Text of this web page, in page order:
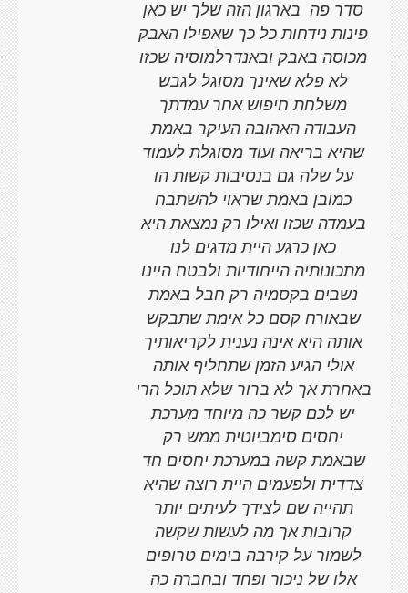
סדר פה בארגון הזה שלך יש כאן
פינות נידחות כל כך שאפילו האבק
מכוסה באבק ובאנדרלמוסיה שכזו
לא פלא שאינך מסוגל לגבש
משלחת חיפוש אחר עמדתך
העבודה האהובה העיקר באמת
שהיא בריאה ועוד מסוגלת לעמוד
על שלה גם בנסיבות קשות הו
כמובן באמת שראוי להשתבח
בעמדה שכזו ואילו רק נמצאת היא
כאן כרגע היית מדגים לנו
מתכונותיה הייחודיות ולבטח היינו
נשבים בקסמיה רק חבל באמת
שבאורח קסם כל אימת שתבקש
אותה היא אינה נענית לקריאותיך
אולי הגיע הזמן שתחליף אותה
באחרת אך לא ברור שלא תוכל הרי
יש לכם קשר כה מיוחד מערכת
יחסים סימביוטית ממש רק
שבאמת קשה במערכת יחסים חד
צדדית ולפעמים היית רוצה שהיא
תהייה שם לצידך לעיתים יותר
קרובות אך מה לעשות שקשה
לשמור על קירבה בימים טרופים
אלו של ניכור ופחד ובחברה כה